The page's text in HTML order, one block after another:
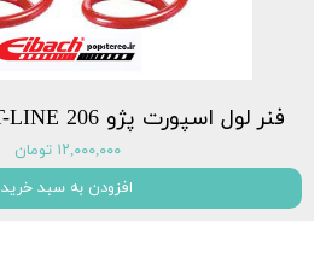
فنر لول اسپورت پژو EIBACH SPORT-LINE 206
۱۲,۰۰۰,۰۰۰ تومان
افزودن به سبد خرید